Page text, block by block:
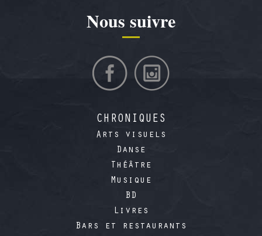
Nous suivre
CHRONIQUES
Arts visuels
Danse
Théâtre
Musique
BD
Livres
Bars et restaurants